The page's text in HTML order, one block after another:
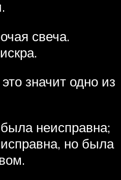
свеча.
значит одно из
неисправна;
но была